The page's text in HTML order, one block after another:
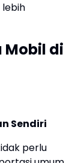
lebih
Mobil di
Sendiri
perlu